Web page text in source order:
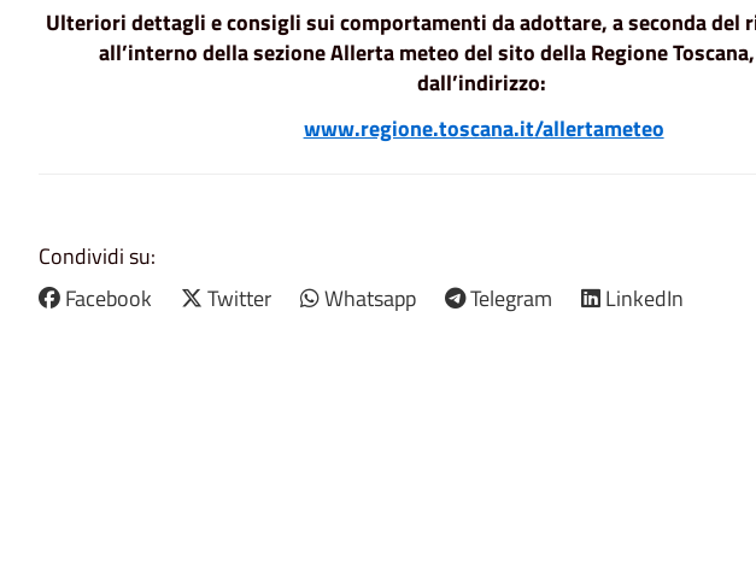
Ulteriori dettagli e consigli sui comportamenti da adottare, a seconda del
all’interno della sezione Allerta meteo del sito della Regione
dall’indirizzo:
www.regione.toscana.it/allertameteo
Condividi su:
Facebook
Twitter Whatsapp Telegram LinkedIn